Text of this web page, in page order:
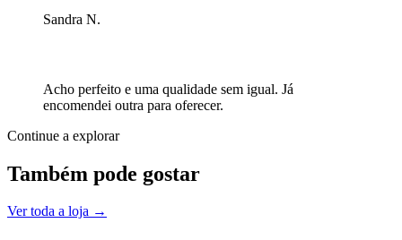
Sandra N.
Acho perfeito e uma qualidade sem igual. Já
encomendei outra para oferecer.
Continue a explorar
Também pode gostar
Ver toda a loja →